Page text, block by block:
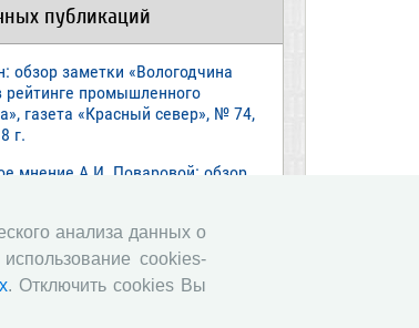
публикаций
обзор заметки «Вологодчина
рейтинге промышленного
газета «Красный север», № 74,
г.
мнение А.И. Поваровой: обзор
обзор статьи «Повышение
возраста: позитивные эффекты и
журнал «Экономическая
анализа данных о
cookies-
. Отключить cookies Вы